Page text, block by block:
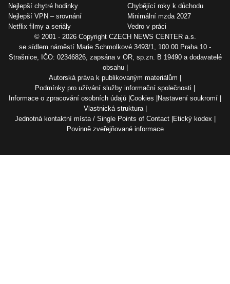
Nejlepší chytré hodinky
Nejlepší VPN – srovnání
Netflix filmy a seriály
Chybějící roky k důchodu
Minimální mzda 2027
Vedro v práci
© 2001 - 2026 Copyright CZECH NEWS CENTER a.s.
se sídlem náměstí Marie Schmolkové 3493/1, 100 00 Praha 10 -
Strašnice, IČO: 02346826, zapsána v OR, sp.zn. B 19490 a dodavatelé
obsahu
Autorská práva k publikovaným materiálům
Podmínky pro užívání služby informační společnosti
Informace o zpracování osobních údajů Cookies Nastavení soukromí
Vlastnická struktura
Jednotná kontaktní místa / Single Points of Contact Etický kodex
Povinně zveřejňované informace